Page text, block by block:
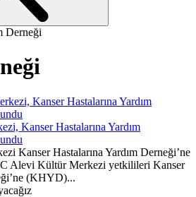
Derneği
Kanser Hastalarına Yardım
Kanser Hastalarına Yardım Derneği’ne
Alevi Kültür Merkezi yetkilileri Kanser
(KHYD)...